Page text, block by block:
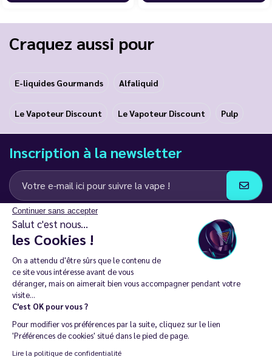
Continuer sans accepter
Salut c'est nous...
les Cookies !
On a attendu d'être sûrs que le contenu de
ce site vous intéresse avant de vous
déranger, mais on aimerait bien vous accompagner pendant votre
visite...
C'est OK pour vous ?
Pour modifier vos préférences par la suite, cliquez sur le lien
'Préférences de cookies' situé dans le pied de page.
Lire la politique de confidentialité
Craquez aussi pour
E-liquides Gourmands Alfaliquid
Le Vapoteur Discount Le Vapoteur Discount Pulp
Inscription à la newsletter
J’accepte de recevoir des communications e-mail et SMS de la part de
LD Groupe
Restez en contact
La vente de cigarette électronique est interdite chez les moins de
18 ans. 🔞
Copyright © 2014 - 2026 Le Vapoteur Discount - Tous droits